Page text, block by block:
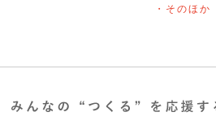
・そのほか